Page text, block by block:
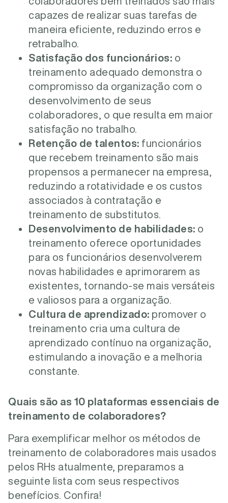
capazes de realizar suas tarefas de
maneira eficiente, reduzindo erros e
retrabalho.
Satisfação dos funcionários: o
treinamento adequado demonstra o
compromisso da organização com o
desenvolvimento de seus
colaboradores, o que resulta em maior
satisfação no trabalho.
Retenção de talentos: funcionários
que recebem treinamento são mais
propensos a permanecer na empresa,
reduzindo a rotatividade e os custos
associados à contratação e
treinamento de substitutos.
Desenvolvimento de habilidades: o
treinamento oferece oportunidades
para os funcionários desenvolverem
novas habilidades e aprimorarem as
existentes, tornando-se mais versáteis
e valiosos para a organização.
Cultura de aprendizado: promover o
treinamento cria uma cultura de
aprendizado contínuo na organização,
estimulando a inovação e a melhoria
constante.
Quais são as 10 plataformas essenciais de
treinamento de colaboradores?
Para exemplificar melhor os métodos de
treinamento de colaboradores mais usados
pelos RHs atualmente, preparamos a
seguinte lista com seus respectivos
benefícios. Confira!